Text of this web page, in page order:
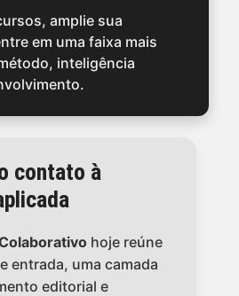
amplie sua
em uma faixa mais
inteligência
contato à
hoje reúne
entrada, uma camada
editorial e